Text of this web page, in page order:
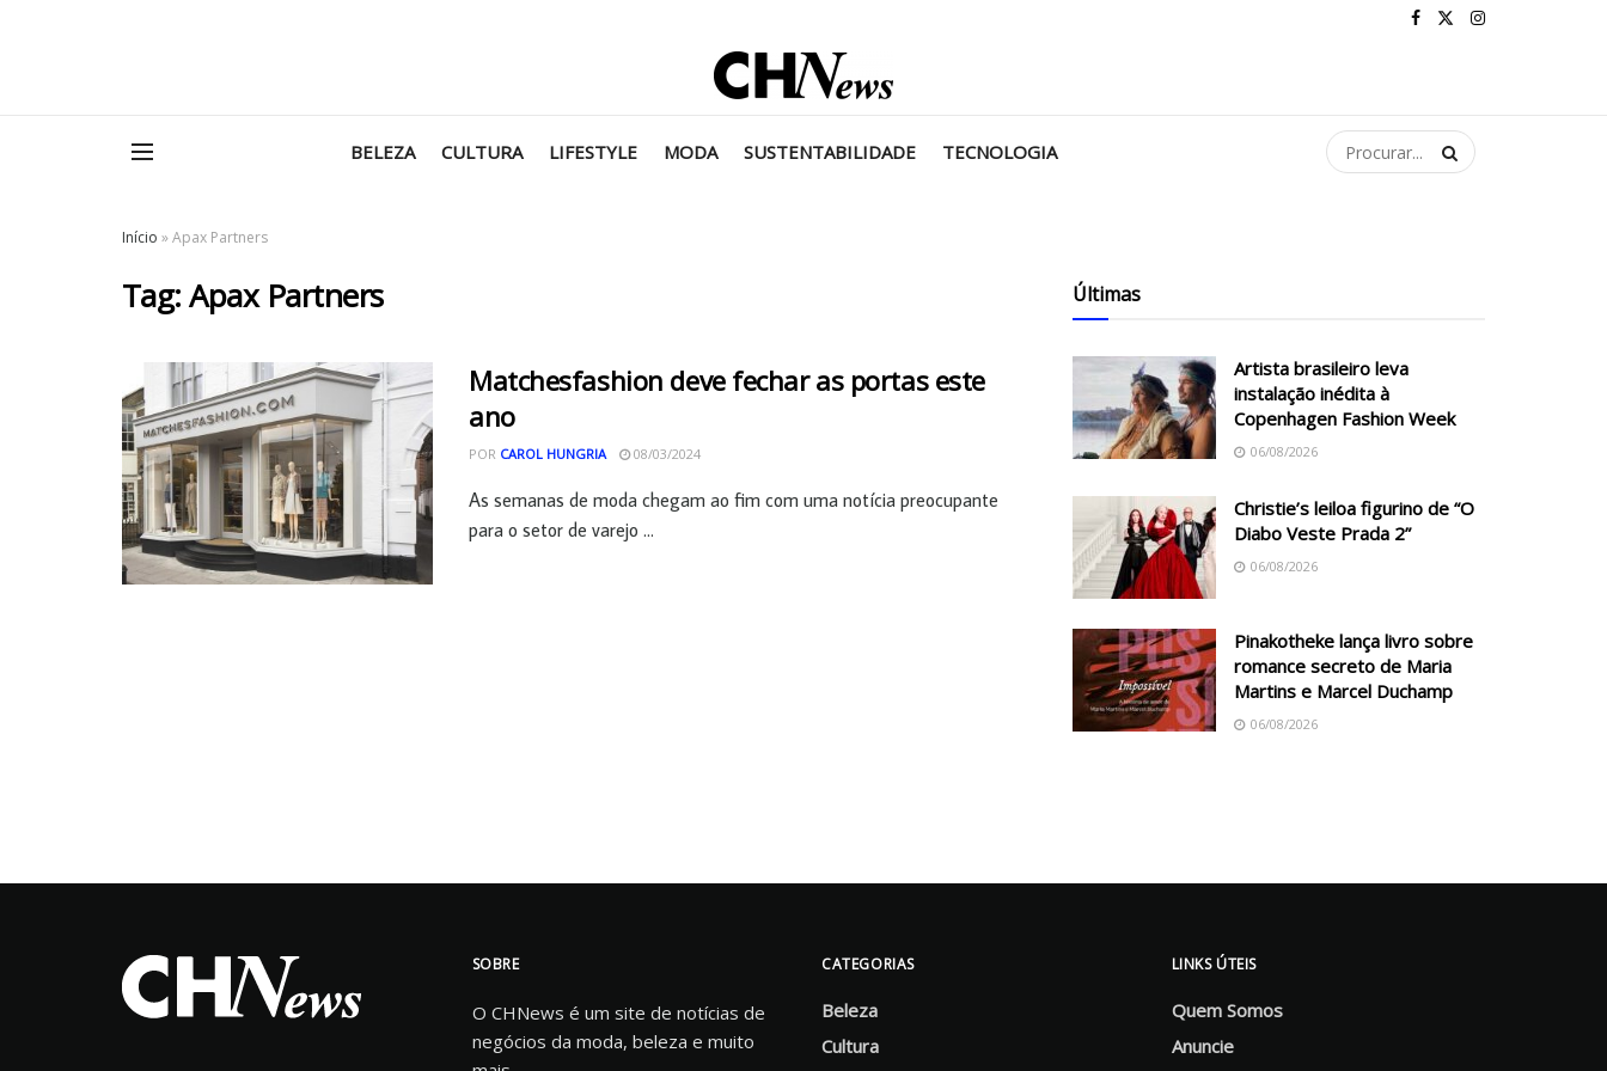
BELEZA CULTURA LIFESTYLE MODA SUSTENTABILIDADE TECNOLOGIA
Início »Apax Partners
Tag:Apax Partners
Matchesfashion deve fechar as portas este
ano
POR CAROL HUNGRIA 08/03/2024
As semanas de moda chegam ao fim com uma notícia preocupante
para o setor de varejo ...
Últimas
Artista brasileiro leva
instalação inédita à
Copenhagen Fashion Week
06/08/2026
Christie’s leiloa figurino de “O
Diabo Veste Prada 2”
06/08/2026
Pinakotheke lança livro sobre
romance secreto de Maria
Martins e Marcel Duchamp
06/08/2026
SOBRE
O CHNews é um site de notícias de
negócios da moda, beleza e muito
CATEGORIAS
Beleza
Cultura
LINKS ÚTEIS
Quem Somos
Anuncie